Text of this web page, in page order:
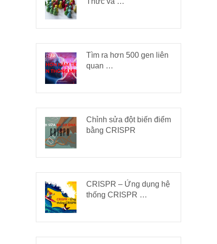
Tìm ra hơn 500 gen liên
quan …
Chỉnh sửa đột biến điểm
bằng CRISPR
CRISPR – Ứng dụng hệ
thống CRISPR …